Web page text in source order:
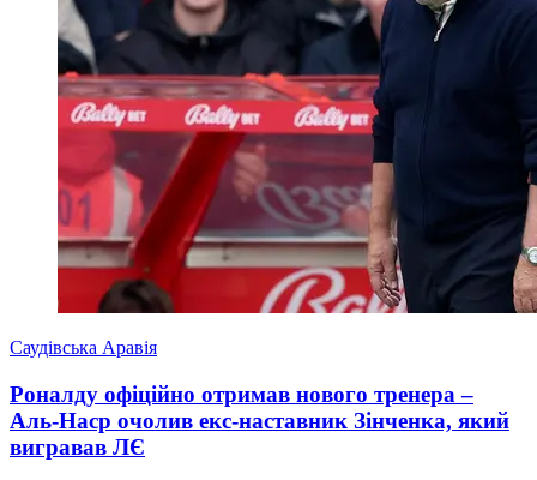
Саудівська Аравія
Роналду офіційно отримав нового тренера –
Аль-Наср очолив екс-наставник Зінченка, який
вигравав ЛЄ